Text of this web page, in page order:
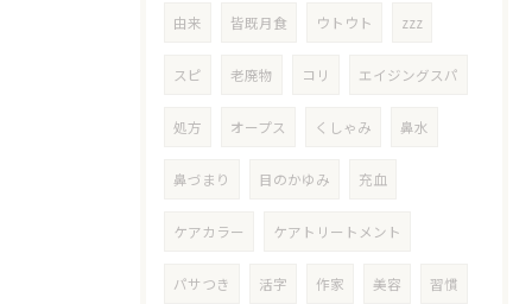
由来 皆既月食 ウトウト zzz
スピ 老廃物 コリ エイジングスパ
処方 オープス くしゃみ 鼻水
鼻づまり 目のかゆみ 充血
ケアカラー ケアトリートメント
パサつき 活字 作家 美容 習慣